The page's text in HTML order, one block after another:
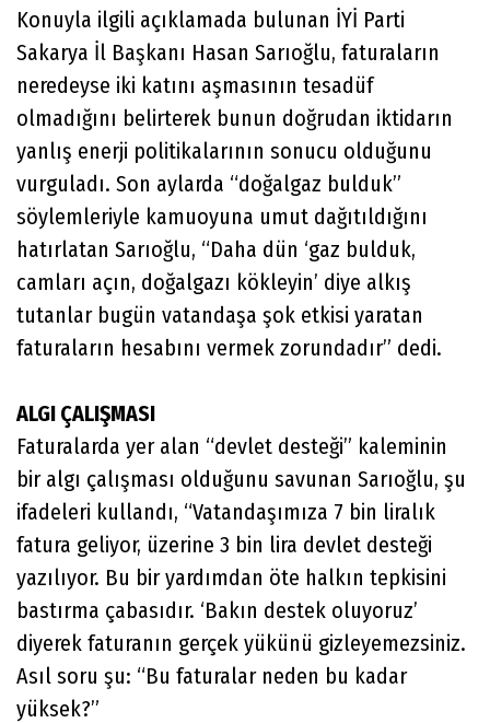
Konuyla ilgili açıklamada bulunan İYİ Parti
Sakarya İl Başkanı Hasan Sarıoğlu, faturaların
neredeyse iki katını aşmasının tesadüf
olmadığını belirterek bunun doğrudan iktidarın
yanlış enerji politikalarının sonucu olduğunu
vurguladı. Son aylarda “doğalgaz bulduk”
söylemleriyle kamuoyuna umut dağıtıldığını
hatırlatan Sarıoğlu, “Daha dün ‘gaz bulduk,
camları açın, doğalgazı kökleyin’ diye alkış
tutanlar bugün vatandaşa şok etkisi yaratan
faturaların hesabını vermek zorundadır” dedi.
ALGI ÇALIŞMASI
Faturalarda yer alan “devlet desteği” kaleminin
bir algı çalışması olduğunu savunan Sarıoğlu, şu
ifadeleri kullandı, “Vatandaşımıza 7 bin liralık
fatura geliyor, üzerine 3 bin lira devlet desteği
yazılıyor. Bu bir yardımdan öte halkın tepkisini
bastırma çabasıdır. ‘Bakın destek oluyoruz’
diyerek faturanın gerçek yükünü gizleyemezsiniz.
Asıl soru şu: “Bu faturalar neden bu kadar
yüksek?”